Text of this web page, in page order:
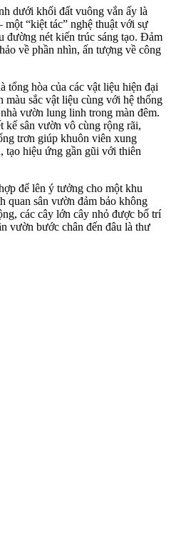
dưới khối đất vuông vắn ấy là
“kiệt tác” nghệ thuật với sự
đường nét kiến trúc sáng tạo. Đảm
về phần nhìn, ấn tượng về công
tổng hòa của các vật liệu hiện đại
màu sắc vật liệu cùng với hệ thống
vườn lung linh trong màn đêm.
kế sân vườn vô cùng rộng rãi,
trơn giúp khuôn viên xung
tạo hiệu ứng gần gũi với thiên
để lên ý tưởng cho một khu
quan sân vườn đảm bảo không
các cây lớn cây nhỏ được bố trí
vườn bước chân đến đâu là thư